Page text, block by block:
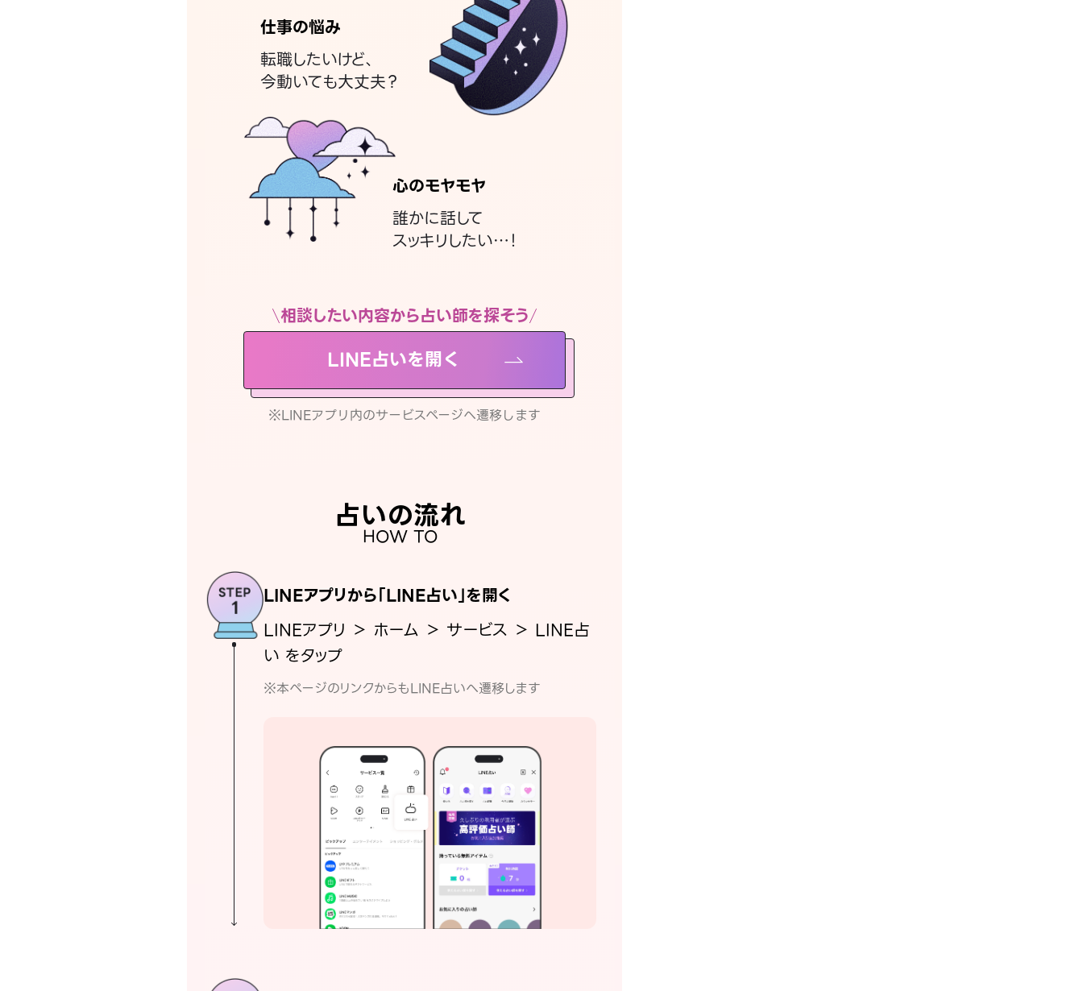
仕事の悩み
転職したいけど、
今動いても大丈夫？
心のモヤモヤ
誰かに話して
スッキリしたい…！
相談したい内容から占い師を探そう
LINE占いを開く
※LINEアプリ内のサービスページへ遷移します
占いの流れ
HOW TO
LINEアプリから「LINE占い」を開く
LINEアプリ ＞ ホーム ＞ サービス ＞ LINE占
い をタップ
※本ページのリンクからもLINE占いへ遷移します